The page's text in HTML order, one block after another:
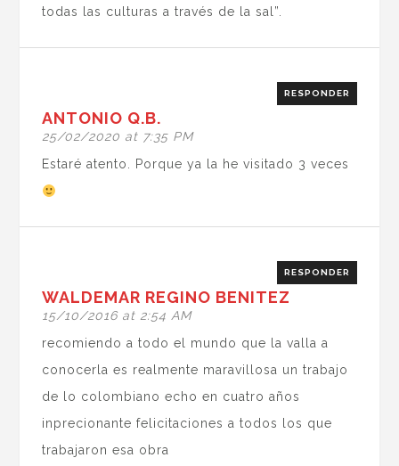
todas las culturas a través de la sal”.
ANTONIO Q.B.
25/02/2020 at 7:35 PM
RESPONDER
Estaré atento. Porque ya la he visitado 3 veces
WALDEMAR REGINO BENITEZ
15/10/2016 at 2:54 AM
RESPONDER
recomiendo a todo el mundo que la valla a
conocerla es realmente maravillosa un trabajo
de lo colombiano echo en cuatro años
inprecionante felicitaciones a todos los que
trabajaron esa obra